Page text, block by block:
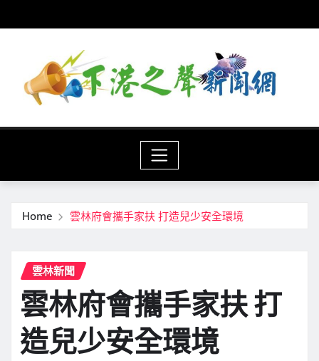
to
Home 雲林府會攜手家扶 打造兒少安全環境
雲林新聞
雲林府會攜手家扶 打
造兒少安全環境